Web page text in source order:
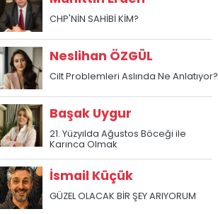
CHP'NİN SAHİBİ KİM?
Neslihan ÖZGÜL
Cilt Problemleri Aslında Ne Anlatıyor?
Başak Uygur
21. Yüzyılda Ağustos Böceği ile
Karınca Olmak
İsmail Küçük
GÜZEL OLACAK BİR ŞEY ARIYORUM